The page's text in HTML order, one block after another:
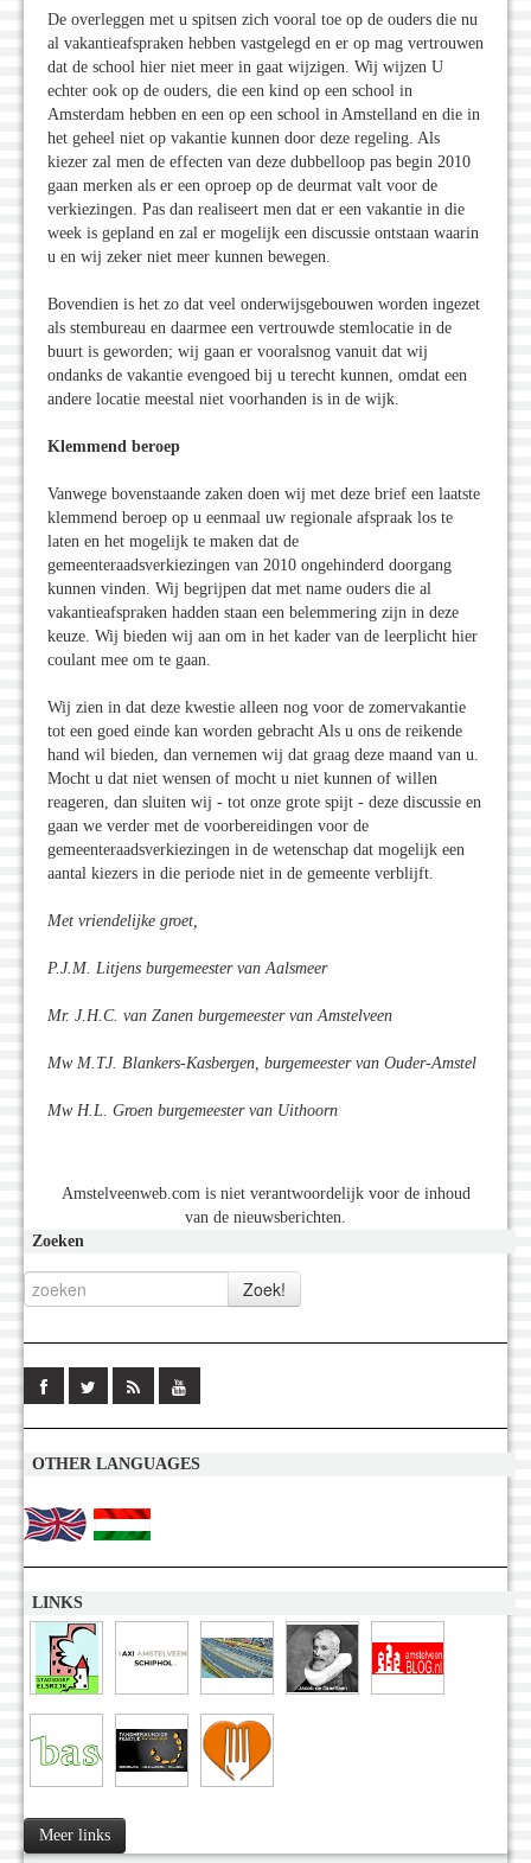
De overleggen met u spitsen zich vooral toe op de ouders die nu
al vakantieafspraken hebben vastgelegd en er op mag vertrouwen
dat de school hier niet meer in gaat wijzigen. Wij wijzen U
echter ook op de ouders, die een kind op een school in
Amsterdam hebben en een op een school in Amstelland en die in
het geheel niet op vakantie kunnen door deze regeling. Als
kiezer zal men de effecten van deze dubbelloop pas begin 2010
gaan merken als er een oproep op de deurmat valt voor de
verkiezingen. Pas dan realiseert men dat er een vakantie in die
week is gepland en zal er mogelijk een discussie ontstaan waarin
u en wij zeker niet meer kunnen bewegen.
Bovendien is het zo dat veel onderwijsgebouwen worden ingezet
als stembureau en daarmee een vertrouwde stemlocatie in de
buurt is geworden; wij gaan er vooralsnog vanuit dat wij
ondanks de vakantie evengoed bij u terecht kunnen, omdat een
andere locatie meestal niet voorhanden is in de wijk.
Klemmend beroep
Vanwege bovenstaande zaken doen wij met deze brief een laatste
klemmend beroep op u eenmaal uw regionale afspraak los te
laten en het mogelijk te maken dat de
gemeenteraadsverkiezingen van 2010 ongehinderd doorgang
kunnen vinden. Wij begrijpen dat met name ouders die al
vakantieafspraken hadden staan een belemmering zijn in deze
keuze. Wij bieden wij aan om in het kader van de leerplicht hier
coulant mee om te gaan.
Wij zien in dat deze kwestie alleen nog voor de zomervakantie
tot een goed einde kan worden gebracht Als u ons de reikende
hand wil bieden, dan vernemen wij dat graag deze maand van u.
Mocht u dat niet wensen of mocht u niet kunnen of willen
reageren, dan sluiten wij - tot onze grote spijt - deze discussie en
gaan we verder met de voorbereidingen voor de
gemeenteraadsverkiezingen in de wetenschap dat mogelijk een
aantal kiezers in die periode niet in de gemeente verblijft.
Met vriendelijke groet,
P.J.M. Litjens burgemeester van Aalsmeer
Mr. J.H.C. van Zanen burgemeester van Amstelveen
Mw M.TJ. Blankers-Kasbergen, burgemeester van Ouder-Amstel
Mw H.L. Groen burgemeester van Uithoorn
Amstelveenweb.com is niet verantwoordelijk voor de inhoud
van de nieuwsberichten.
Zoeken
OTHER LANGUAGES
LINKS
Meer links